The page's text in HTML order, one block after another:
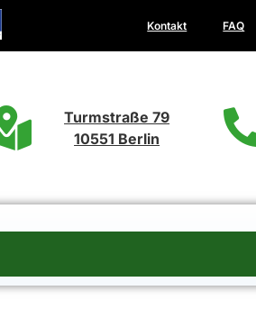
Kontakt FAQ
Turmstraße 79
10551 Berlin